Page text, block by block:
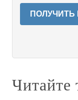
ПОЛУЧИТЬ
Читайте